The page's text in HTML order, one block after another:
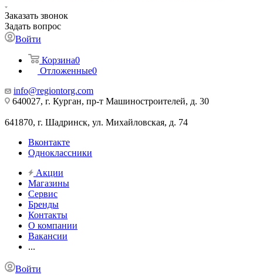
Заказать звонок
Задать вопрос
Войти
Корзина0
Отложенные0
info@regiontorg.com
640027, г. Курган, пр-т Машиностроителей, д. 30
641870, г. Шадринск, ул. Михайловская, д. 74
Вконтакте
Одноклассники
Акции
Магазины
Сервис
Бренды
Контакты
О компании
Вакансии
...
Войти